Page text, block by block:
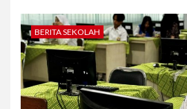
BERITA SEKOLAH